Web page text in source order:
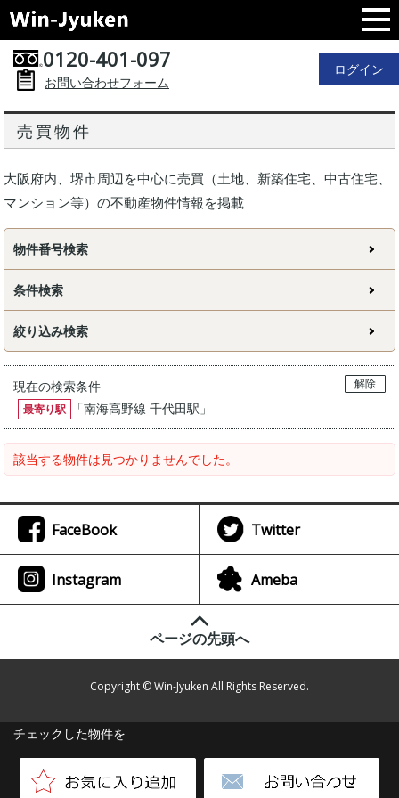
0120-401-097
お問い合わせフォーム
ログイン
売買物件
大阪府内、堺市周辺を中心に売買（土地、新築住宅、中古住宅、
マンション等）の不動産物件情報を掲載
物件番号検索
条件検索
絞り込み検索
現在の検索条件
解除
最寄り駅
「南海高野線 千代田駅 」
該当する物件は見つかりませんでした。
チェックした物件を
FaceBook Twitter
Instagram Ameba
ページの先頭へ
Copyright © Win-Jyuken All Rights Reserved.